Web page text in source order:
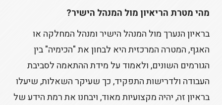
מהי מטרת הריאיון מול המנהל הישיר?
בראיון הנערך מול המנהל הישיר ומנהל המחלקה או
האגף, המטרה המרכזית היא לבחון את "הכימיה" בין
הגורמים השונים, ולאמוד על מידת ההתאמה לסביבת
העבודה ולדרישות התפקיד, כך שעיקר השאלות, שיעלו
בראיון זה, יהיה מקצועיות מאוד, ויבחנו את רמת הידע של